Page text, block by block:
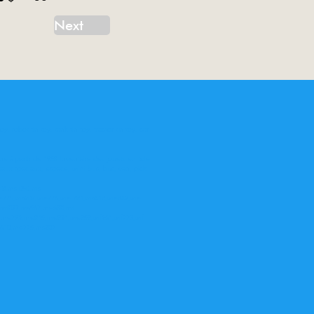
Next
robot tin toy, tank tin toy, tractor tin toy, car
à partir de 1958 Inventaire des jouets en tole
spaciaux, espace, mini bus, bus, van, pick
050,ms
781,ms418,me842,me